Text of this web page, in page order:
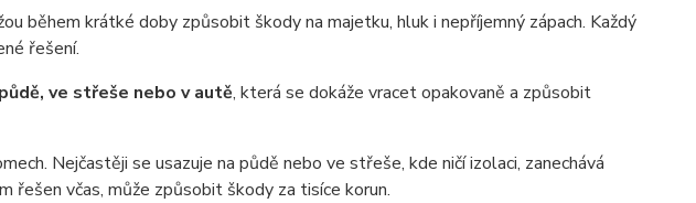
během krátké doby způsobit škody na majetku, hluk i nepříjemný zápach. Každý
řešení.
ve střeše nebo v autě, která se dokáže vracet opakovaně a způsobit
Nejčastěji se usazuje na půdě nebo ve střeše, kde ničí izolaci, zanechává
řešen včas, může způsobit škody za tisíce korun.